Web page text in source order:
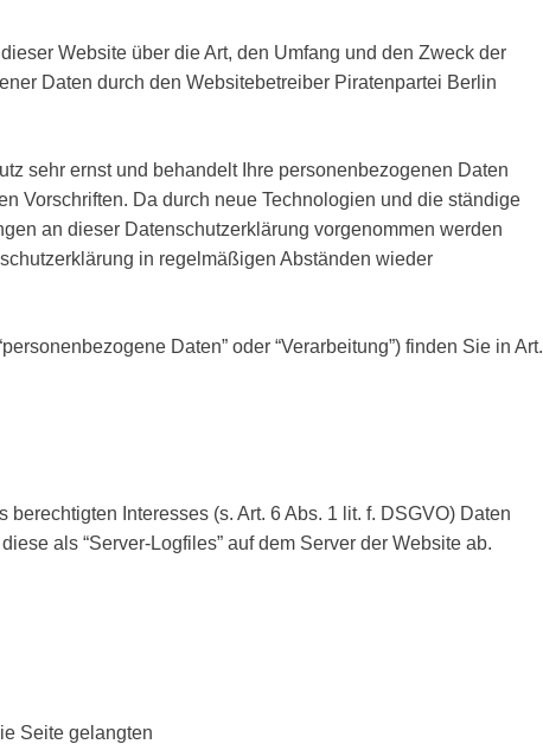
Website über die Art, den Umfang und den Zweck der
Daten durch den Websitebetreiber Piratenpartei Berlin
sehr ernst und behandelt Ihre personenbezogenen Daten
Vorschriften. Da durch neue Technologien und die ständige
an dieser Datenschutzerklärung vorgenommen werden
in regelmäßigen Abständen wieder
Daten” oder “Verarbeitung”) finden Sie in Art.
Interesses (s. Art. 6 Abs. 1 lit. f. DSGVO) Daten
als “Server-Logfiles” auf dem Server der Website ab.
Seite gelangten